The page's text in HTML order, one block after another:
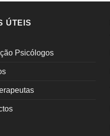
ÚTEIS
Psicólogos